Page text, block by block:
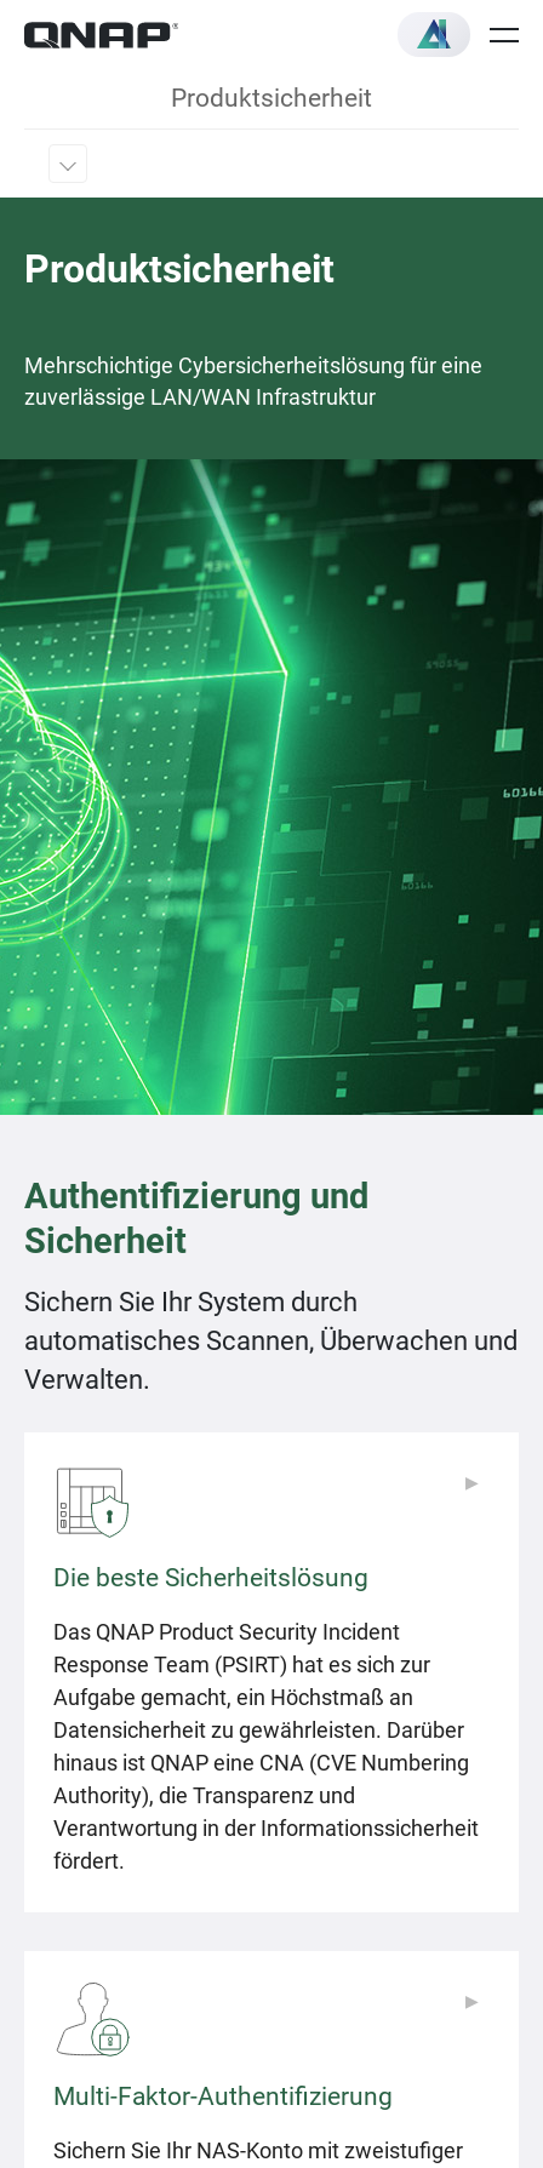
Produktsicherheit
Produktsicherheit
Mehrschichtige Cybersicherheitslösung für eine
zuverlässige LAN/WAN Infrastruktur
Authentifizierung und
Sicherheit
Sichern Sie Ihr System durch
automatisches Scannen, Überwachen und
Verwalten.
Die beste Sicherheitslösung
Das QNAP Product Security Incident
Response Team (PSIRT) hat es sich zur
Aufgabe gemacht, ein Höchstmaß an
Datensicherheit zu gewährleisten. Darüber
hinaus ist QNAP eine CNA (CVE Numbering
Authority), die Transparenz und
Verantwortung in der Informationssicherheit
fördert.
▶
Multi-Faktor-Authentifizierung
Sichern Sie Ihr NAS-Konto mit zweistufiger
▶